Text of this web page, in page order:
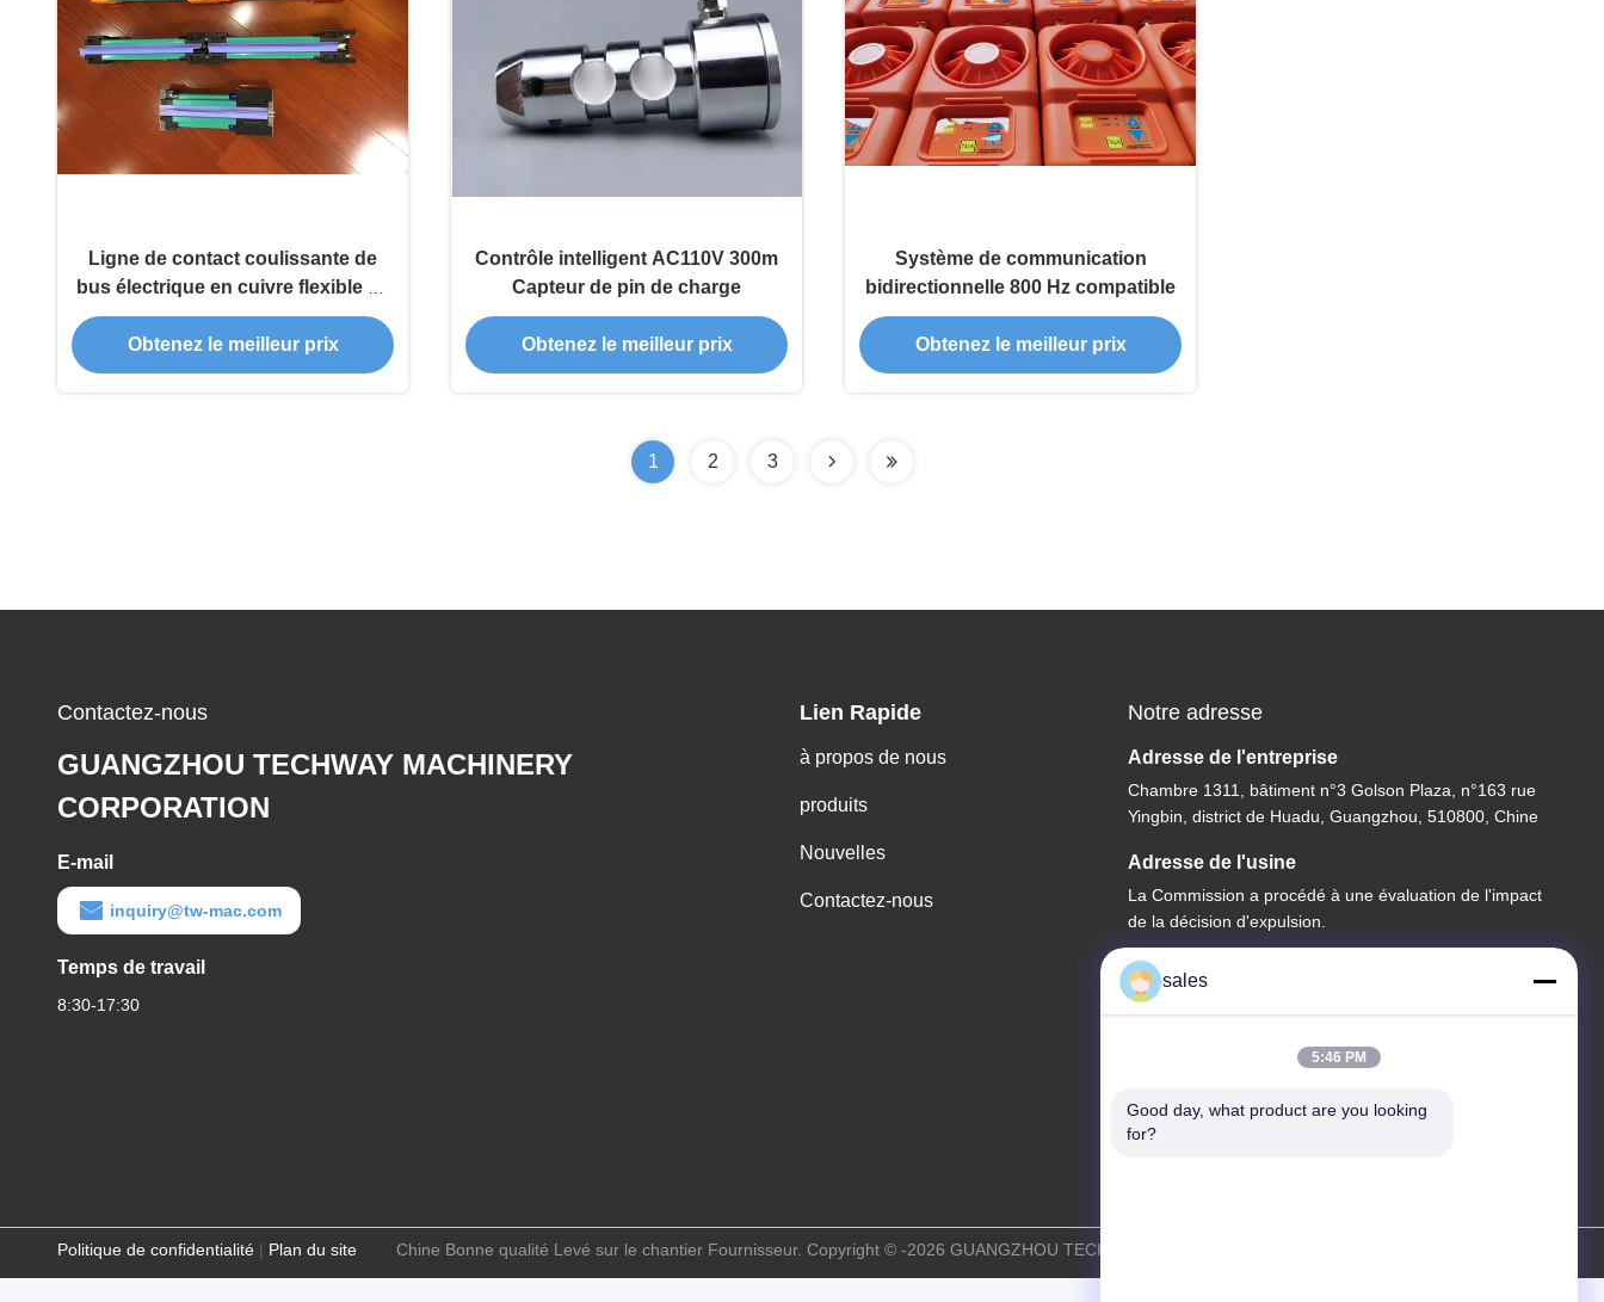
Ligne de contact coulissante de
bus électrique en cuivre flexible de
16 mm2 réutilisable
Obtenez le meilleur prix
Contrôle intelligent AC110V 300m
Capteur de pin de charge
Obtenez le meilleur prix
Système de communication
bidirectionnelle 800 Hz compatible
Obtenez le meilleur prix
1 2 3
Contactez-nous
GUANGZHOU TECHWAY MACHINERY
CORPORATION
E-mail
inquiry@tw-mac.com
Temps de travail
8:30-17:30
Lien Rapide
à propos de nous
produits
Nouvelles
Contactez-nous
Notre adresse
Adresse de l'entreprise
Chambre 1311, bâtiment n°3 Golson Plaza, n°163 rue
Yingbin, district de Huadu, Guangzhou, 510800, Chine
Adresse de l'usine
La Commission a procédé à une évaluation de l'impact
de la décision d'expulsion.
Télégramme
86-20-36969420
Politique de confidentialité | Plan du site Chine Bonne qualité Levé sur le chantier Fournisseur. Copyright © -2026 GUANGZHOU TECHWAY MACHINERY CORPORATION . Tous droits réservés.
sales
5:46 PM
Good day, what product are you looking
for?